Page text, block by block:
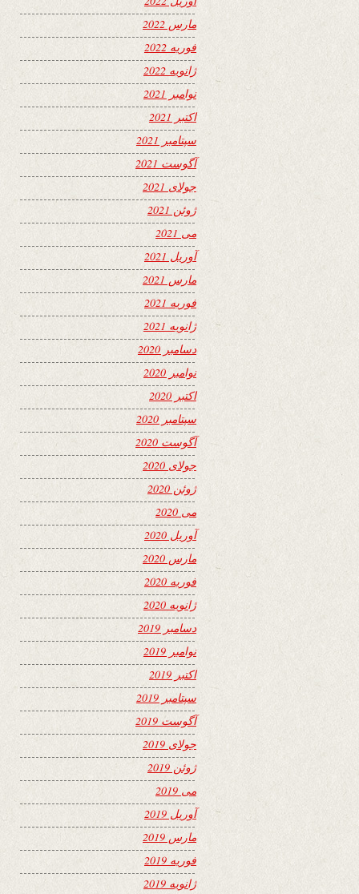
مارس 2022
فوریه 2022
ژانویه 2022
نوامبر 2021
اکتبر 2021
سپتامبر 2021
آگوست 2021
جولای 2021
ژوئن 2021
می 2021
آوریل 2021
مارس 2021
فوریه 2021
ژانویه 2021
دسامبر 2020
نوامبر 2020
اکتبر 2020
سپتامبر 2020
آگوست 2020
جولای 2020
ژوئن 2020
می 2020
آوریل 2020
مارس 2020
فوریه 2020
ژانویه 2020
دسامبر 2019
نوامبر 2019
اکتبر 2019
سپتامبر 2019
آگوست 2019
جولای 2019
ژوئن 2019
می 2019
آوریل 2019
مارس 2019
فوریه 2019
ژانویه 2019